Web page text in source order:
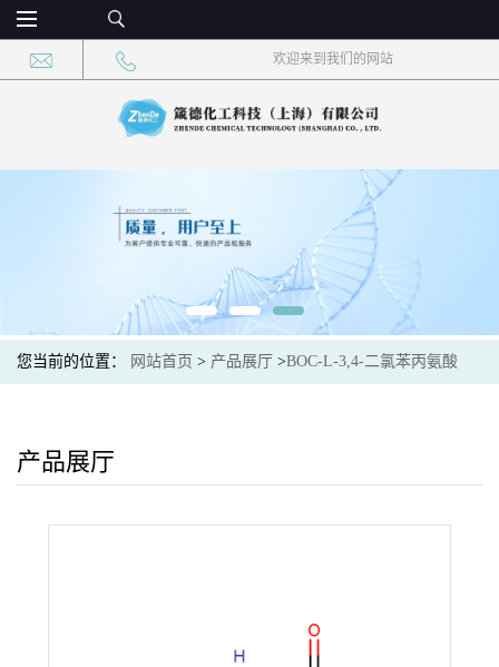
欢迎来到我们的网站
您当前的位置： 网站首页 > 产品展厅 >BOC-L-3,4-二氯苯丙氨酸
产品展厅